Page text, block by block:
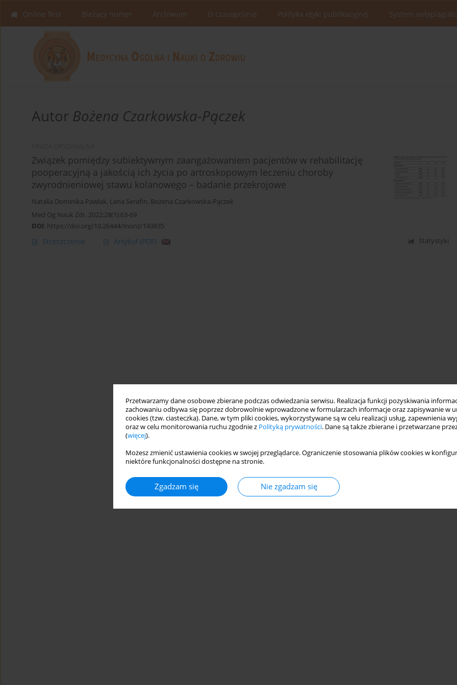
Przetwarzamy dane osobowe zbierane podczas odwiedzania serwisu. Realizacja funkcji pozyskiwania
zachowaniu odbywa się poprzez dobrowolnie wprowadzone w formularzach informacje oraz zapisywanie w
cookies (tzw. ciasteczka). Dane, w tym pliki cookies, wykorzystywane są w celu realizacji usług, zapewnienia
oraz w celu monitorowania ruchu zgodnie z Polityką prywatności. Dane są także zbierane i przetwarzane
(więcej).
Możesz zmienić ustawienia cookies w swojej przeglądarce. Ograniczenie stosowania plików cookies w
niektóre funkcjonalności dostępne na stronie.
Zgadzam się Nie zgadzam się
Online first Bieżący numer Archiwum O czasopiśmie Polityka etyki publikacyjnej System
Autor Bożena Czarkowska-Pączek
Związek pomiędzy subiektywnym zaangażowaniem pacjentów w rehabilitację
pooperacyjną a jakością ich życia po artroskopowym leczeniu choroby
zwyrodnieniowej stawu kolanowego – badanie przekrojowe
Natalia Dominika Pawlak, Lena Serafin, Bożena Czarkowska-Pączek
Med Og Nauk Zdr. 2022;28(1):63-69
DOI: https://doi.org/10.26444/monz/143835
Streszczenie Artykuł (PDF) Statystyki